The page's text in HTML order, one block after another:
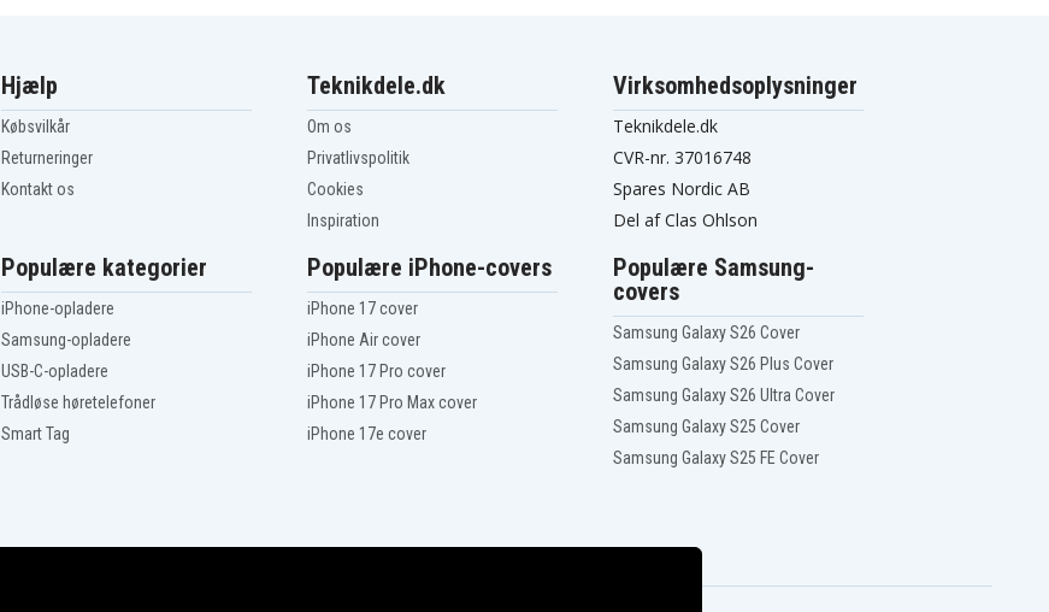
Hjælp
Købsvilkår
Returneringer
Kontakt os
Teknikdele.dk
Om os
Privatlivspolitik
Cookies
Inspiration
Virksomhedsoplysninger
Teknikdele.dk
CVR-nr. 37016748
Spares Nordic AB
Del af Clas Ohlson
Populære kategorier
iPhone-opladere
Samsung-opladere
USB-C-opladere
Trådløse høretelefoner
Smart Tag
Populære iPhone-covers
iPhone 17 cover
iPhone Air cover
iPhone 17 Pro cover
iPhone 17 Pro Max cover
iPhone 17e cover
Populære Samsung-
covers
Samsung Galaxy S26 Cover
Samsung Galaxy S26 Plus Cover
Samsung Galaxy S26 Ultra Cover
Samsung Galaxy S25 Cover
Samsung Galaxy S25 FE Cover